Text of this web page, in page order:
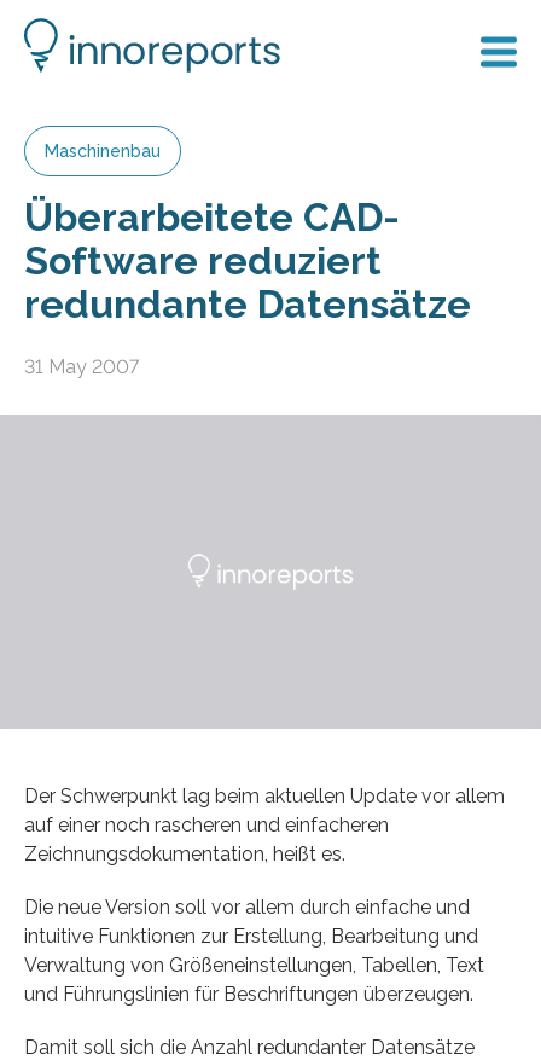
Maschinenbau
Überarbeitete CAD-
Software reduziert
redundante Datensätze
31 May 2007
Der Schwerpunkt lag beim aktuellen Update vor allem
auf einer noch rascheren und einfacheren
Zeichnungsdokumentation, heißt es.
Die neue Version soll vor allem durch einfache und
intuitive Funktionen zur Erstellung, Bearbeitung und
Verwaltung von Größeneinstellungen, Tabellen, Text
und Führungslinien für Beschriftungen überzeugen.
Damit soll sich die Anzahl redundanter Datensätze